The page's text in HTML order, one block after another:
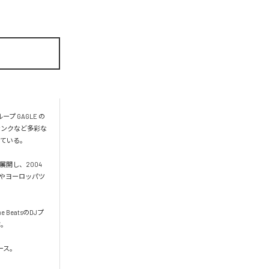
プ GAGLE の
クなど多彩な
いる。
開し、2004
ヨーロッパツ
BeatsのDJプ
。